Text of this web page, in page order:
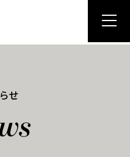
せ